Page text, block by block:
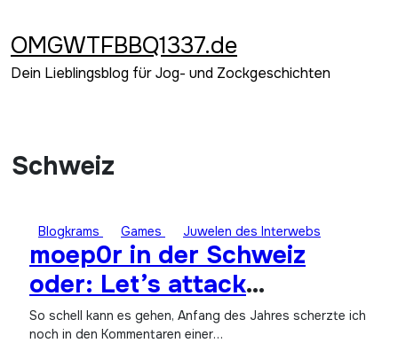
springen
OMGWTFBBQ1337.de
Dein Lieblingsblog für Jog- und Zockgeschichten
Schweiz
Blogkrams Games Juwelen des Interwebs
moep0r in der Schweiz
oder: Let’s attack
aggressively
So schell kann es gehen, Anfang des Jahres scherzte ich
noch in den Kommentaren einer…